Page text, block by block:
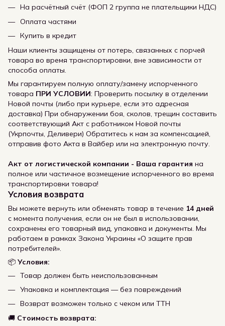
На расчётный счёт (ФОП 2 группа не плательщики НДС)
Оплата частями
Купить в кредит
Наши клиенты защищены от потерь, связанных с порчей
товара во время транспортировки, вне зависимости от
способа оплаты.
Мы гарантируем полную оплату/замену испорченного
товара ПРИ УСЛОВИИ: Проверить посылку в отделении
Новой почты (либо при курьере, если это адресная
доставка) При обнаружении боя, сколов, трещин составить
соответствующий Акт с работником Новой почты
(Укрпочты, Деливери) Обратитесь к нам за компенсацией,
отправив фото Акта в Вайбер или на электронную почту.
Акт от логистической компании - Ваша гарантия на
полное или частичное возмещение испорченного во время
транспортировки товара!
Условия возврата
Вы можете вернуть или обменять товар в течение 14 дней
с момента получения, если он не был в использовании,
сохранены его товарный вид, упаковка и документы. Мы
работаем в рамках Закона Украины «О защите прав
потребителей».
📦 Условия:
Товар должен быть неиспользованным
Упаковка и комплектация — без повреждений
Возврат возможен только с чеком или ТТН
🚚 Стоимость возврата: